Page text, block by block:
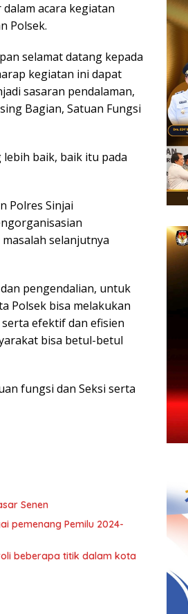
acara kegiatan
Polsek.
selamat datang kepada
kegiatan ini dapat
sasaran pendalaman,
Bagian, Satuan Fungsi
baik, baik itu pada
Polres Sinjai
selanjutnya
pengendalian, untuk
Polsek bisa melakukan
efektif dan efisien
bisa betul-betul
fungsi dan Seksi serta
Senen
pemenang Pemilu 2024-
beberapa titik dalam kota